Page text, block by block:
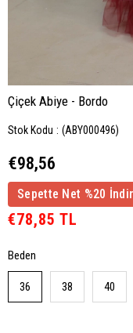
Çiçek Abiye - Bordo
Stok Kodu (ABY000496)
€98,56
Sepette Net %20
€78,85 TL
Beden
36 38 40